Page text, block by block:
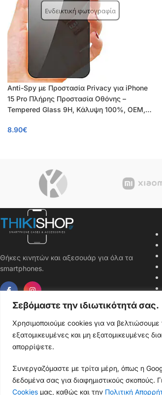
Σεβόμαστε την ιδιωτικότητά σας.
Χρησιμοποιούμε cookies για να
εξατομικευμένες και μη εξατομικευμένες
απορρίψετε.
Συνεργαζόμαστε με τρίτα μέρη, όπως η
δεδομένα σας για διαφημιστικούς σκοπούς.
Cookies μας, καθώς και την Πολιτική
Ενδεικτική φωτογραφία
Anti-Spy με Προστασία Privacy για iPhone
15 Pro Πλήρης Προστασία Οθόνης –
Tempered Glass 9H, Κάλυψη 100%, OEM,
8.90€
Θήκες κινητών και αξεσουάρ για όλα τα
smartphones.
Copyright 2025 Powered by